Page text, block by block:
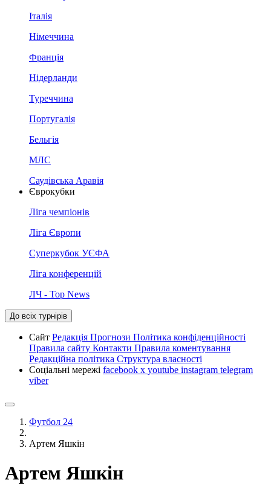
Італія
Німеччина
Франція
Нідерланди
Туреччина
Португалія
Бельгія
МЛС
Саудівська Аравія
Єврокубки
Ліга чемпіонів
Ліга Європи
Суперкубок УЄФА
Ліга конференцій
ЛЧ - Top News
До всіх турнірів
Сайт Редакція Прогнози Політика конфіденційності
Правила сайту Контакти Правила коментування
Редакційна політика Структура власності
Соціальні мережі facebook x youtube instagram telegram
viber
Футбол 24
Артем Яшкін
Артем Яшкін